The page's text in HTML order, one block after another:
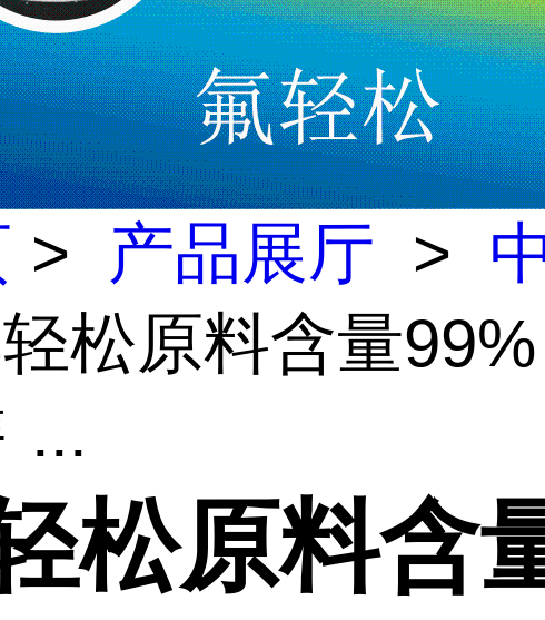
> 产品展厅 >
松原料含量
...
松原料含